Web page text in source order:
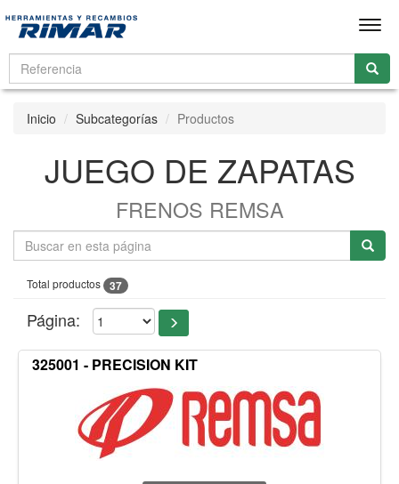
Inicio Subcategorías Productos
JUEGO DE ZAPATAS
FRENOS REMSA
Total productos 37
Página:
325001 - PRECISION KIT